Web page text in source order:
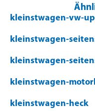
kleinstwagen-vw-up
kleinstwagen-
kleinstwagen-
kleinstwagen-
kleinstwagen-heck